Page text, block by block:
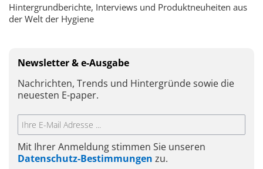
Hintergrundberichte, Interviews und Produktneuheiten aus
der Welt der Hygiene
Newsletter & e-Ausgabe
Nachrichten, Trends und Hintergründe sowie die
neuesten E-paper.
Mit Ihrer Anmeldung stimmen Sie unseren
Datenschutz-Bestimmungen zu.